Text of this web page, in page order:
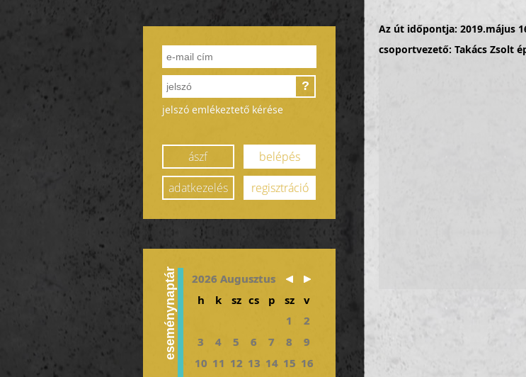
?
jelszó emlékeztető kérése
ászf
belépés
adatkezelés
regisztráció
eseménynaptár
2026 Augusztus
h
k sz cs p sz
v
1
2
3
4 5 6 7 8
9
10 11 12 13 14 15 16
Az út időpontja: 2019.május
csoportvezető: Takács Zsolt